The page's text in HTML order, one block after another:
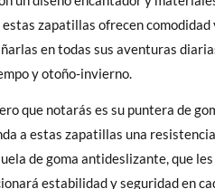
estas zapatillas ofrecen comodidad
en todas sus aventuras
y otoño-invierno.
que notarás es su puntera de
a estas zapatillas una
de goma antideslizante, que les
estabilidad y seguridad en
envíos y cambios
cuando te lleguen no te valen,
la petición de cambio.
recogeremos la primera, sin
de que no quieras Cambio sino
solicitarlas desde el mismo enlace
12,6 13,2 13,9